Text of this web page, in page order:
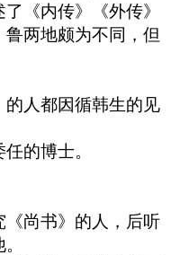
《内传》《外传》
两地颇为不同，但
的人都因循韩生的见
的博士。
尚书》的人，后听